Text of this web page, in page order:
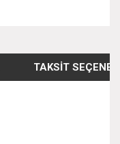
TAKSIT